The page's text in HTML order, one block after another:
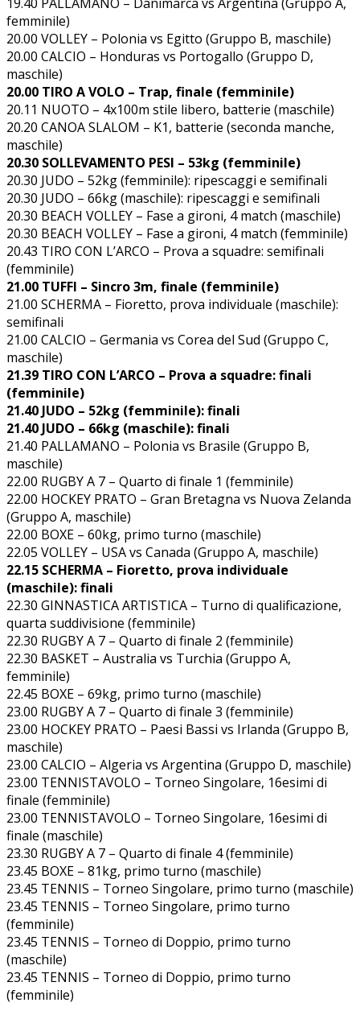
femminile)
20.00 VOLLEY – Polonia vs Egitto (Gruppo B, maschile)
20.00 CALCIO – Honduras vs Portogallo (Gruppo D,
maschile)
20.00 TIRO A VOLO – Trap, finale (femminile)
20.11 NUOTO – 4x100m stile libero, batterie (maschile)
20.20 CANOA SLALOM – K1, batterie (seconda manche,
maschile)
20.30 SOLLEVAMENTO PESI – 53kg (femminile)
20.30 JUDO – 52kg (femminile): ripescaggi e semifinali
20.30 JUDO – 66kg (maschile): ripescaggi e semifinali
20.30 BEACH VOLLEY – Fase a gironi, 4 match (maschile)
20.30 BEACH VOLLEY – Fase a gironi, 4 match (femminile)
20.43 TIRO CON L’ARCO – Prova a squadre: semifinali
(femminile)
21.00 TUFFI – Sincro 3m, finale (femminile)
21.00 SCHERMA – Fioretto, prova individuale (maschile):
semifinali
21.00 CALCIO – Germania vs Corea del Sud (Gruppo C,
maschile)
21.39 TIRO CON L’ARCO – Prova a squadre: finali
(femminile)
21.40 JUDO – 52kg (femminile): finali
21.40 JUDO – 66kg (maschile): finali
21.40 PALLAMANO – Polonia vs Brasile (Gruppo B,
maschile)
22.00 RUGBY A 7 – Quarto di finale 1 (femminile)
22.00 HOCKEY PRATO – Gran Bretagna vs Nuova Zelanda
(Gruppo A, maschile)
22.00 BOXE – 60kg, primo turno (maschile)
22.05 VOLLEY – USA vs Canada (Gruppo A, maschile)
22.15 SCHERMA – Fioretto, prova individuale
(maschile): finali
22.30 GINNASTICA ARTISTICA – Turno di qualificazione,
quarta suddivisione (femminile)
22.30 RUGBY A 7 – Quarto di finale 2 (femminile)
22.30 BASKET – Australia vs Turchia (Gruppo A,
femminile)
22.45 BOXE – 69kg, primo turno (maschile)
23.00 RUGBY A 7 – Quarto di finale 3 (femminile)
23.00 HOCKEY PRATO – Paesi Bassi vs Irlanda (Gruppo B,
maschile)
23.00 CALCIO – Algeria vs Argentina (Gruppo D, maschile)
23.00 TENNISTAVOLO – Torneo Singolare, 16esimi di
finale (femminile)
23.00 TENNISTAVOLO – Torneo Singolare, 16esimi di
finale (maschile)
23.30 RUGBY A 7 – Quarto di finale 4 (femminile)
23.45 BOXE – 81kg, primo turno (maschile)
23.45 TENNIS – Torneo Singolare, primo turno (maschile)
23.45 TENNIS – Torneo Singolare, primo turno
(femminile)
23.45 TENNIS – Torneo di Doppio, primo turno
(maschile)
23.45 TENNIS – Torneo di Doppio, primo turno
(femminile)